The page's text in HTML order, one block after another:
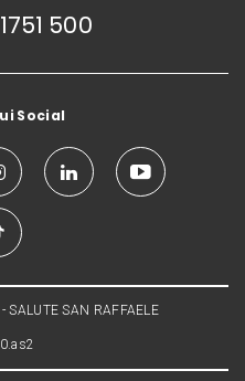
500
Social
SAN RAFFAELE